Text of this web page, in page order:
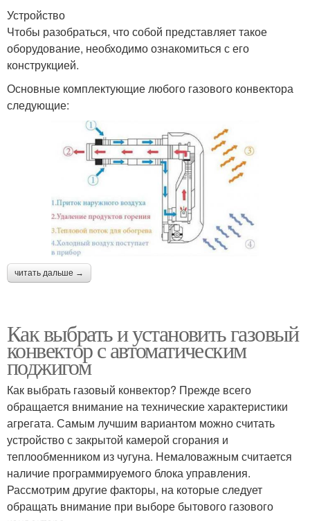
Устройство
Чтобы разобраться, что собой представляет такое
оборудование, необходимо ознакомиться с его
конструкцией.
Основные комплектующие любого газового конвектора
следующие:
читать дальше →
Как выбрать и установить газовый
конвектор с автоматическим
поджигом
Как выбрать газовый конвектор? Прежде всего
обращается внимание на технические характеристики
агрегата. Самым лучшим вариантом можно считать
устройство с закрытой камерой сгорания и
теплообменником из чугуна. Немаловажным считается
наличие программируемого блока управления.
Рассмотрим другие факторы, на которые следует
обращать внимание при выборе бытового газового